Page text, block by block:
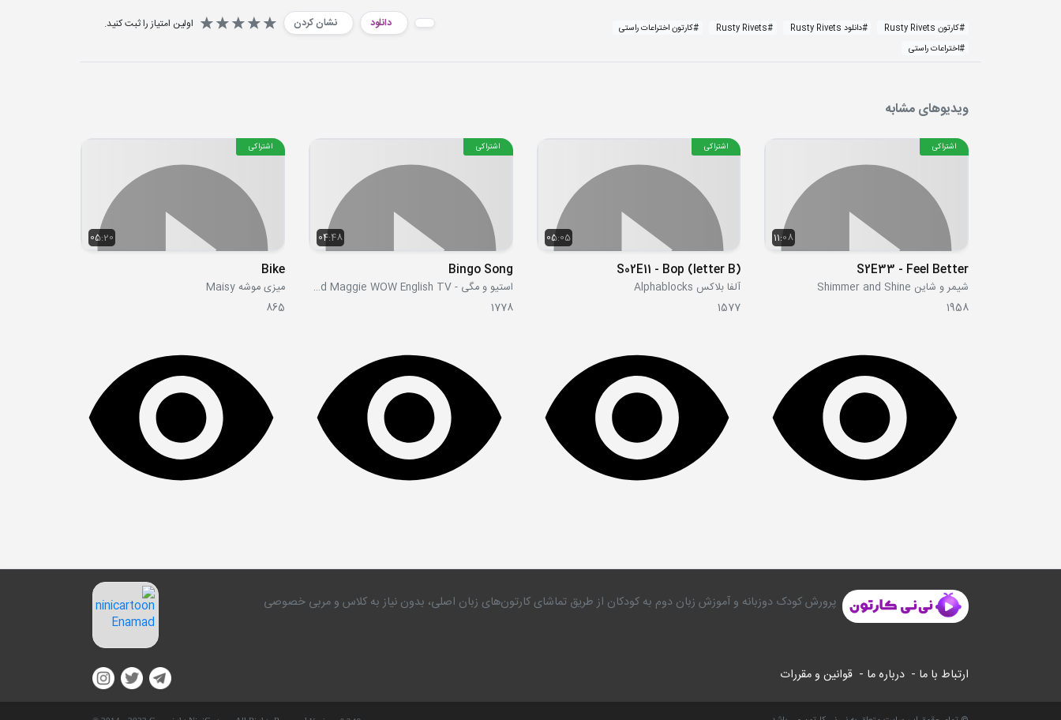
#کارتون Rusty Rivets #دانلود Rusty Rivets #
Rusty Rivets
#کارتون اختراعات راستی
#اختراعات راستی
دانلود نشان کردن اولین امتیاز را ثبت کنید.
ویدیوهای مشابه
11:08
اشتراکی
S2E33 - Feel Better
شیمر و شاین Shimmer and Shine
1958
05:05
اشتراکی
S02E11 - Bop (letter B)
آلفا بلاکس Alphablocks
1577
04:48
اشتراکی
Bingo Song
استیو و مگی - Steve and Maggie WOW English TV
1778
05:20
اشتراکی
Bike
میزی موشه Maisy
865
پرورش کودک دوزبانه و آموزش زبان دوم به کودکان از طریق تماشای کارتون‌های زبان اصلی، بدون نیاز به کلاس و مربی خصوصی
ارتباط با ما - درباره ما - قوانین و مقررات